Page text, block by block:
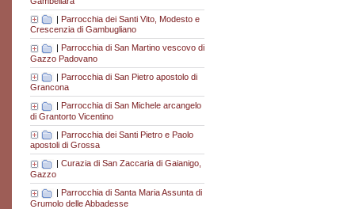
| Parrocchia dei Santi Vito, Modesto e
Crescenzia di Gambugliano
Parrocchia di San Martino vescovo di
Gazzo Padovano
| Parrocchia di San Pietro apostolo di
Grancona
Parrocchia di San Michele arcangelo
di Grantorto Vicentino
| Parrocchia dei Santi Pietro e Paolo
apostoli di Grossa
Curazia di San Zaccaria di Gaianigo,
Gazzo
| Parrocchia di Santa Maria Assunta di
Grumolo delle Abbadesse